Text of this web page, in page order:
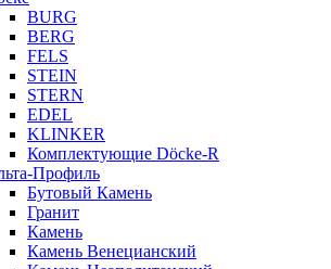
BURG
BERG
FELS
STEIN
STERN
EDEL
KLINKER
Комплектующие Döcke-R
Профиль
Бутовый Камень
Гранит
Камень
Камень Венецианский